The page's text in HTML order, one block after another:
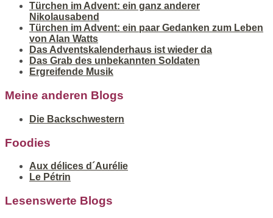
Türchen im Advent: ein ganz anderer
Nikolausabend
Türchen im Advent: ein paar Gedanken zum Leben
von Alan Watts
Das Adventskalenderhaus ist wieder da
Das Grab des unbekannten Soldaten
Ergreifende Musik
Meine anderen Blogs
Die Backschwestern
Foodies
Aux délices d´Aurélie
Le Pétrin
Lesenswerte Blogs